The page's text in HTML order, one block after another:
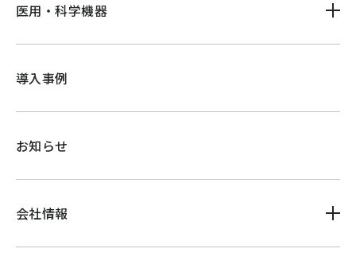
医用・科学機器
導入事例
お知らせ
会社情報